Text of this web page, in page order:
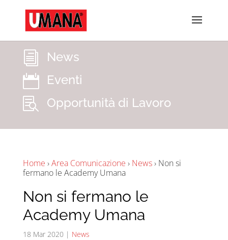
i News
 Eventi
 Opportunità di Lavoro
Home ›Area Comunicazione › News› Non si
fermano le Academy Umana
Non si fermano le
Academy Umana
18 Mar 2020 | News